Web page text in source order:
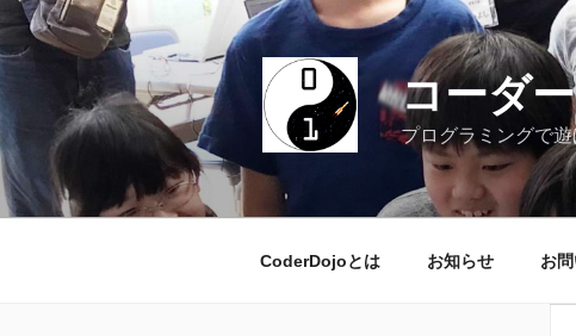
ン
テ
へ
ス
キ
コーダ
プログラミングで遊
CoderDojoとは お知らせ お